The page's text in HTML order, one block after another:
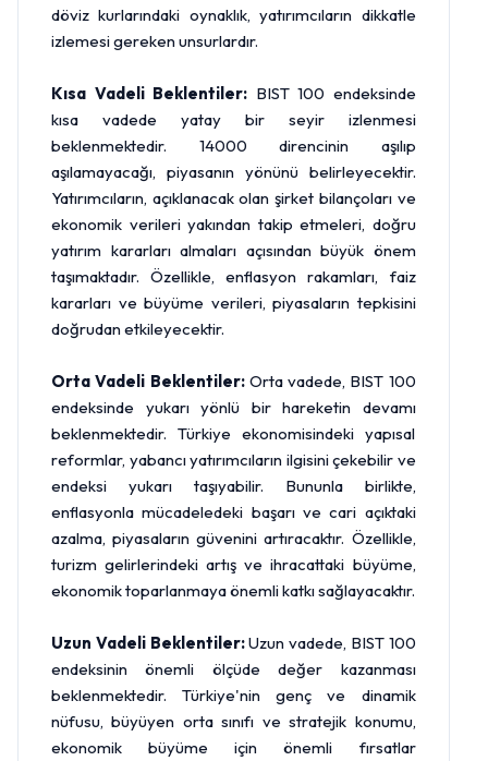
döviz kurlarındaki oynaklık, yatırımcıların dikkatle
izlemesi gereken unsurlardır.
Kısa Vadeli Beklentiler: BIST 100 endeksinde
kısa vadede yatay bir seyir izlenmesi
beklenmektedir. 14000 direncinin aşılıp
aşılamayacağı, piyasanın yönünü belirleyecektir.
Yatırımcıların, açıklanacak olan şirket bilançoları ve
ekonomik verileri yakından takip etmeleri, doğru
yatırım kararları almaları açısından büyük önem
taşımaktadır. Özellikle, enflasyon rakamları, faiz
kararları ve büyüme verileri, piyasaların tepkisini
doğrudan etkileyecektir.
Orta Vadeli Beklentiler:Orta vadede, BIST 100
endeksinde yukarı yönlü bir hareketin devamı
beklenmektedir. Türkiye ekonomisindeki yapısal
reformlar, yabancı yatırımcıların ilgisini çekebilir ve
endeksi yukarı taşıyabilir. Bununla birlikte,
enflasyonla mücadeledeki başarı ve cari açıktaki
azalma, piyasaların güvenini artıracaktır. Özellikle,
turizm gelirlerindeki artış ve ihracattaki büyüme,
ekonomik toparlanmaya önemli katkı sağlayacaktır.
Uzun Vadeli Beklentiler:Uzun vadede, BIST 100
endeksinin önemli ölçüde değer kazanması
beklenmektedir. Türkiye'nin genç ve dinamik
nüfusu, büyüyen orta sınıfı ve stratejik konumu,
ekonomik büyüme için önemli fırsatlar